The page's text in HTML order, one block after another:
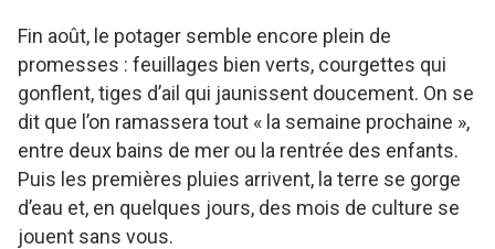
Fin août, le potager semble encore plein de
promesses : feuillages bien verts, courgettes qui
gonflent, tiges d’ail qui jaunissent doucement. On se
dit que l’on ramassera tout « la semaine prochaine »,
entre deux bains de mer ou la rentrée des enfants.
Puis les premières pluies arrivent, la terre se gorge
d’eau et, en quelques jours, des mois de culture se
jouent sans vous.